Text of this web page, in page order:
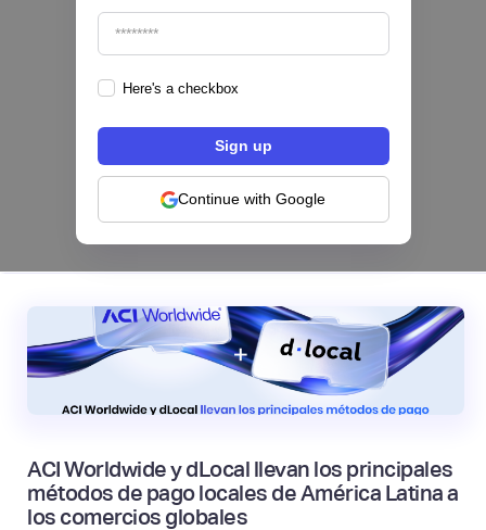
Here's a checkbox
Continue with Google
Los bancos se están dividiendo en dos
categorías frente a la IA | Mambu
ACI Worldwide y dLocal llevan los principales
métodos de pago locales de América Latina a
los comercios globales